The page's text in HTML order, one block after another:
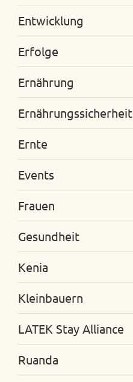
Entwicklung
Erfolge
Ernährung
Ernährungssicherheit
Ernte
Events
Frauen
Gesundheit
Kenia
Kleinbauern
LATEK Stay Alliance
Ruanda